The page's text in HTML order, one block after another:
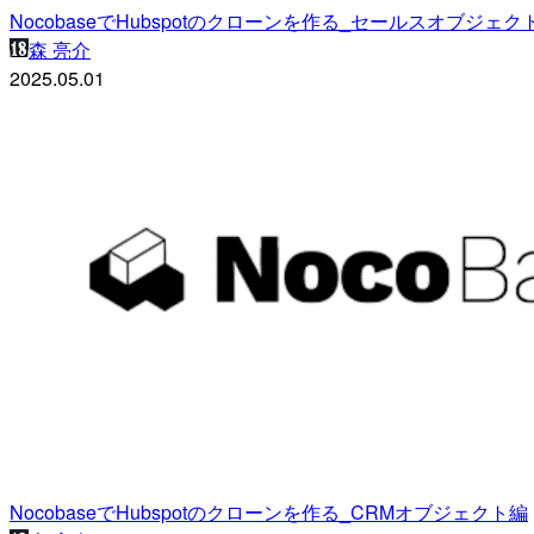
NocobaseでHubspotのクローンを作る_セールスオブジェク
森 亮介
2025.05.01
NocobaseでHubspotのクローンを作る_CRMオブジェクト編